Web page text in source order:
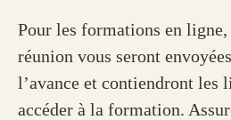
Pour les formations en
réunion vous seront
l’avance et contiendront les
accéder à la formation.